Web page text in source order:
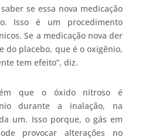
se essa nova medicação
Isso é um procedimento
Se a medicação nova der
do placebo, que é o oxigênio,
tem efeito”, diz.
que o óxido nitroso é
durante a inalação, na
um. Isso porque, o gás em
provocar alterações no